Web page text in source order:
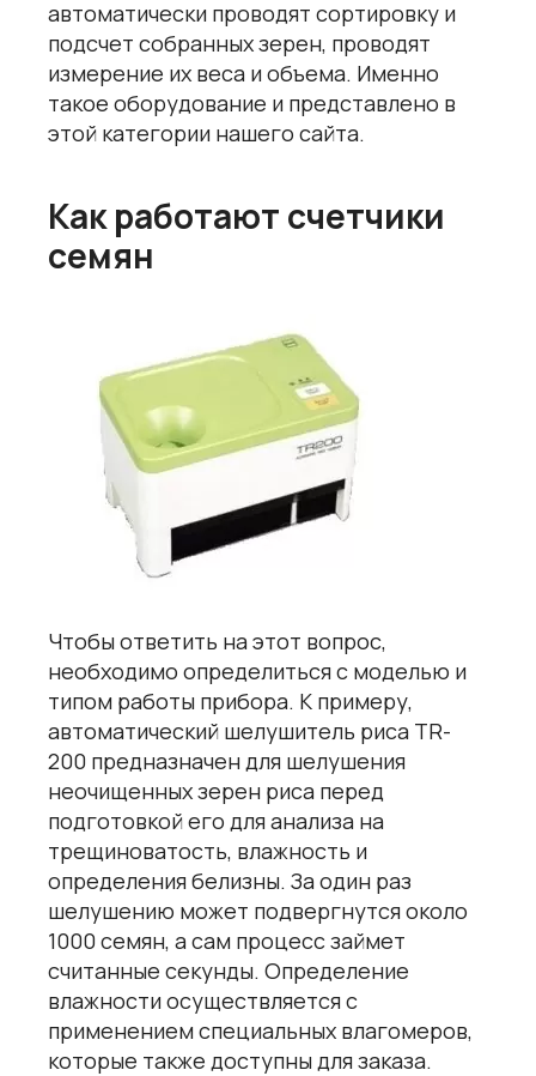
автоматически проводят сортировку и
подсчет собранных зерен, проводят
измерение их веса и объема. Именно
такое оборудование и представлено в
этой категории нашего сайта.
Как работают счетчики
семян
Чтобы ответить на этот вопрос,
необходимо определиться с моделью и
типом работы прибора. К примеру,
автоматический шелушитель риса TR-
200 предназначен для шелушения
неочищенных зерен риса перед
подготовкой его для анализа на
трещиноватость, влажность и
определения белизны. За один раз
шелушению может подвергнутся около
1000 семян, а сам процесс займет
считанные секунды. Определение
влажности осуществляется с
применениемспециальных влагомеров,
которые также доступны для заказа.